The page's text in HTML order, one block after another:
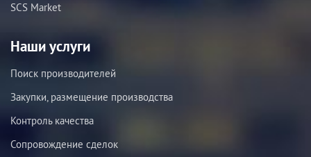
SCS Market
Наши услуги
Поиск производителей
Закупки, размещение производства
Контроль качества
Сопровождение сделок